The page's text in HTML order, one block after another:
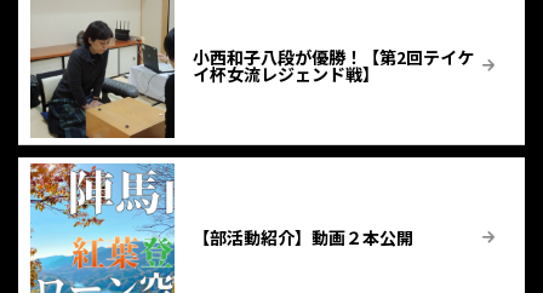
小西和子八段が優勝！【第2回テイケ
イ杯女流レジェンド戦】
【部活動紹介】動画２本公開